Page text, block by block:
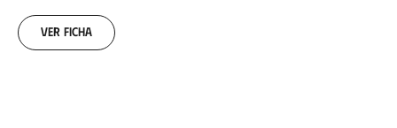
02-
09
Ver ficha